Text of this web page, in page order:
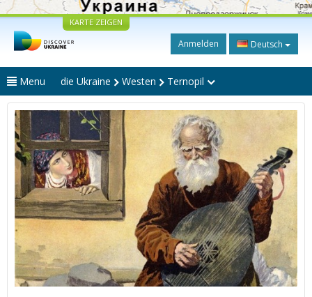
KARTE ZEIGEN
Anmelden Deutsch
Menu die Ukraine Westen Ternopil